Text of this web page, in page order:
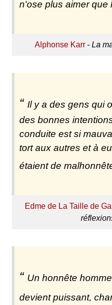
n'ose plus aimer que
Alphonse Karr -La
Il y a des gens qui
des bonnes
conduite est si
tort aux autres et à
étaient de
Edme de La Taille de
Un honnête
devient puissant,